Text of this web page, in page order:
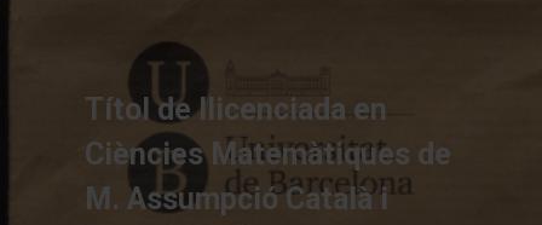
Títol de llicenciada en
Ciències Matemàtiques de
M. Assumpció Català i